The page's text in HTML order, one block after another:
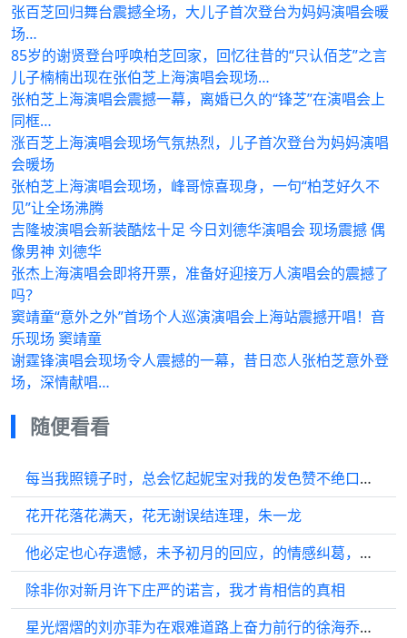
张百芝回归舞台震撼全场，大儿子首次登台为妈妈演唱会暖
场…
85岁的谢贤登台呼唤柏芝回家，回忆往昔的“只认佰芝”之言
儿子楠楠出现在张伯芝上海演唱会现场…
张柏芝上海演唱会震撼一幕，离婚已久的“锋芝”在演唱会上
同框…
涨百芝上海演唱会现场气氛热烈，儿子首次登台为妈妈演唱
会暖场
张柏芝上海演唱会现场，峰哥惊喜现身，一句“柏芝好久不
见”让全场沸腾
吉隆坡演唱会新装酷炫十足 今日刘德华演唱会 现场震撼 偶
像男神 刘德华
张杰上海演唱会即将开票，准备好迎接万人演唱会的震撼了
吗？
窦靖童“意外之外”首场个人巡演演唱会上海站震撼开唱！音
乐现场 窦靖童
谢霆锋演唱会现场令人震撼的一幕，昔日恋人张柏芝意外登
场，深情献唱…
随便看看
每当我照镜子时，总会忆起妮宝对我的发色赞不绝口，未来某天…
花开花落花满天，花无谢误结连理，朱一龙
他必定也心存遗憾，未予初月的回应，的情感纠葛，的无声叹息，的未了情缘
除非你对新月许下庄严的诺言，我才肯相信的真相
星光熠熠的刘亦菲为在艰难道路上奋力前行的徐海乔献上鼓励之音…